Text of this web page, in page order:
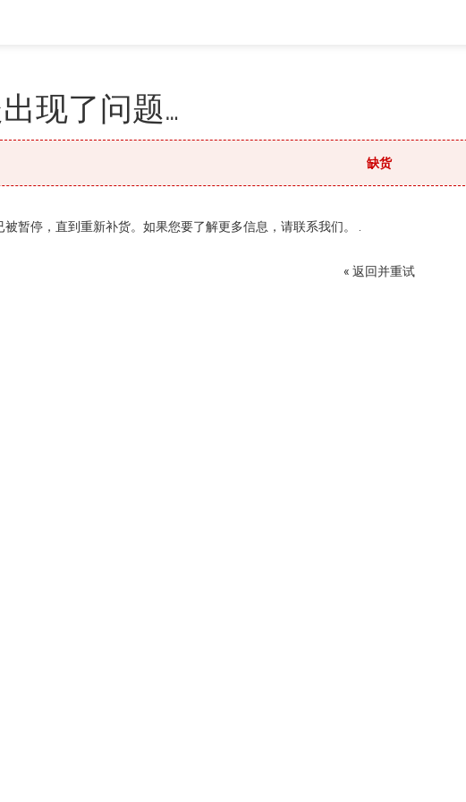
现了问题…
缺货
暂停，直到重新补货。如果您要了解更多信息，请联系我们。 .
« 返回并重试